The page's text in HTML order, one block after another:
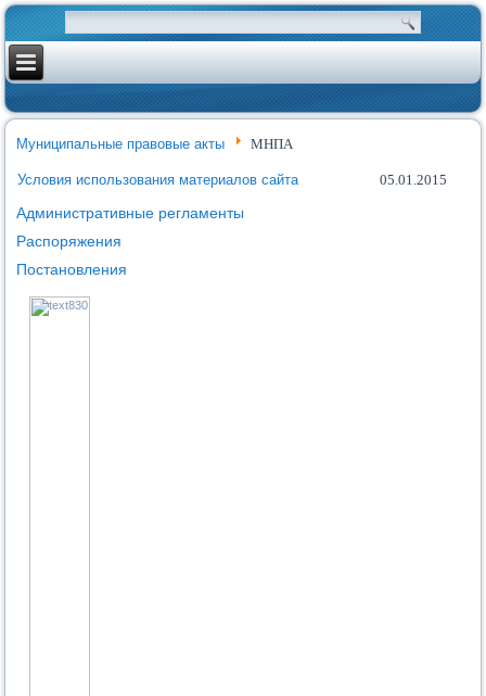
Муниципальные правовые акты МНПА
Условия использования материалов сайта 05.01.2015
Административные регламенты
Распоряжения
Постановления